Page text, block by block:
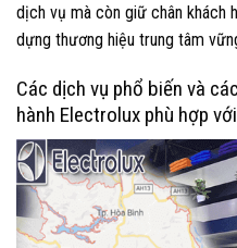
dịch vụ mà còn giữ chân khách
dựng thương hiệu trung tâm
Các dịch vụ phổ biến và
hành Electrolux phù hợp